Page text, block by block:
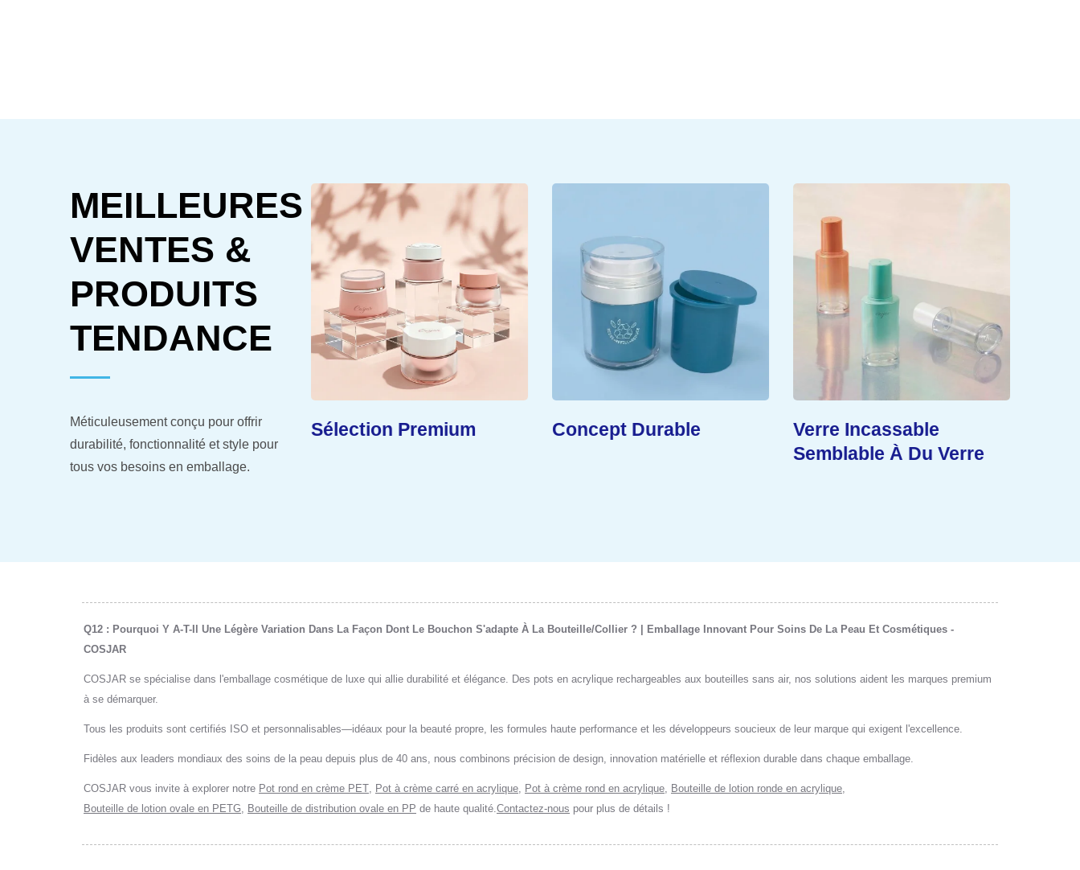
MEILLEURES
VENTES &
PRODUITS
TENDANCE
Méticuleusement conçu pour offrir
durabilité, fonctionnalité et style pour
tous vos besoins en emballage.
Durée De Conservation
Prolongée
Sélection Premium Concept Durable
Verre Incassable
Semblable À Du Verre
Q12 : Pourquoi Y A-T-Il Une Légère Variation Dans La Façon Dont Le Bouchon S'adapte À La Bouteille/collier ? | Emballage Innovant Pour Soins De La Peau Et Cosmétiques -
COSJAR
COSJAR se spécialise dans l'emballage cosmétique de luxe qui allie durabilité et élégance. Des pots en acrylique rechargeables aux bouteilles sans air, nos solutions aident les marques premium
à se démarquer.
Tous les produits sont certifiés ISO et personnalisables—idéaux pour la beauté propre, les formules haute performance et les développeurs soucieux de leur marque qui exigent l'excellence.
Fidèles aux leaders mondiaux des soins de la peau depuis plus de 40 ans, nous combinons précision de design, innovation matérielle et réflexion durable dans chaque emballage.
COSJAR vous invite à explorer notre Pot rond en crème PET, Pot à crème carré en acrylique, Pot à crème rond en acrylique, Bouteille de lotion ronde en acrylique,
Bouteille de lotion ovale en PETG, Bouteille de distribution ovale en PP de haute qualité.Contactez-nous pour plus de détails !